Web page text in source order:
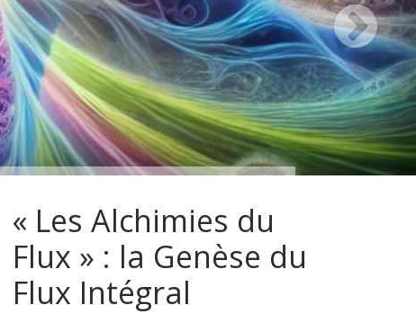
« Les Alchimies du
Flux » : la Genèse du
Flux Intégral